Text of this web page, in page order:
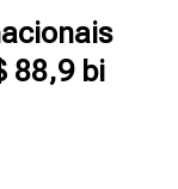
88,9 bi